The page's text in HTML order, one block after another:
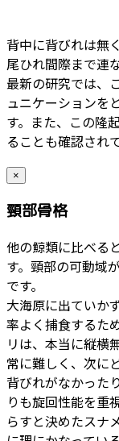
背中に背びれは無
尾ひれ間際まで連
最新の研究では、
ュニケーションを
す。また、この隆
ることも確認され
×
頸部骨格
他の鯨類に比べる
す。頸部の可動域
です。
大海原に出ていか
率よく捕食するた
リは、本当に縦横
常に難しく、次に
背びれがなかった
りも旋回性能を重
らすと決めたスナ